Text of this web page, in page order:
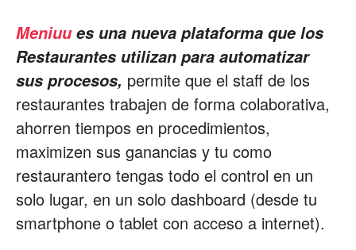
Meniuues una nueva plataforma que los
Restaurantes utilizan para automatizar
sus procesos, permite que el staff de los
restaurantes trabajen de forma colaborativa,
ahorren tiempos en procedimientos,
maximizen sus ganancias y tu como
restaurantero tengas todo el control en un
solo lugar, en un solo dashboard (desde tu
smartphone o tablet con acceso a internet).